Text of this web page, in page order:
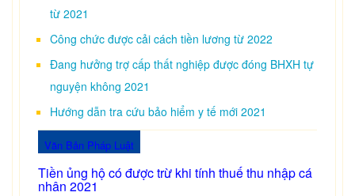
từ 2021
Công chức được cải cách tiền lương từ 2022
Đang hưởng trợ cấp thất nghiệp được đóng BHXH tự
nguyện không 2021
Hướng dẫn tra cứu bảo hiểm y tế mới 2021
Văn Bản Pháp Luật
Tiền ủng hộ có được trừ khi tính thuế thu nhập cá
nhân 2021